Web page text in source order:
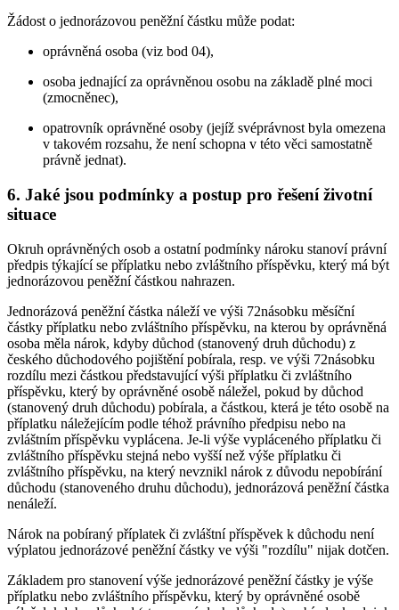
Žádost o jednorázovou peněžní částku může podat:
oprávněná osoba (viz bod 04),
osoba jednající za oprávněnou osobu na základě plné moci
(zmocněnec),
opatrovník oprávněné osoby (jejíž svéprávnost byla omezena
v takovém rozsahu, že není schopna v této věci samostatně
právně jednat).
6. Jaké jsou podmínky a postup pro řešení životní
situace
Okruh oprávněných osob a ostatní podmínky nároku stanoví právní
předpis týkající se příplatku nebo zvláštního příspěvku, který má být
jednorázovou peněžní částkou nahrazen.
Jednorázová peněžní částka náleží ve výši 72násobku měsíční
částky příplatku nebo zvláštního příspěvku, na kterou by oprávněná
osoba měla nárok, kdyby důchod (stanovený druh důchodu) z
českého důchodového pojištění pobírala, resp. ve výši 72násobku
rozdílu mezi částkou představující výši příplatku či zvláštního
příspěvku, který by oprávněné osobě náležel, pokud by důchod
(stanovený druh důchodu) pobírala, a částkou, která je této osobě na
příplatku náležejícím podle téhož právního předpisu nebo na
zvláštním příspěvku vyplácena. Je-li výše vypláceného příplatku či
zvláštního příspěvku stejná nebo vyšší než výše příplatku či
zvláštního příspěvku, na který nevznikl nárok z důvodu nepobírání
důchodu (stanoveného druhu důchodu), jednorázová peněžní částka
nenáleží.
Nárok na pobíraný příplatek či zvláštní příspěvek k důchodu není
výplatou jednorázové peněžní částky ve výši "rozdílu" nijak dotčen.
Základem pro stanovení výše jednorázové peněžní částky je výše
příplatku nebo zvláštního příspěvku, který by oprávněné osobě